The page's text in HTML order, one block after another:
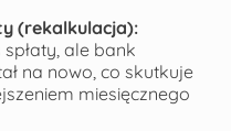
(rekalkulacja):
ale bank
na nowo, co skutkuje
miesięcznego